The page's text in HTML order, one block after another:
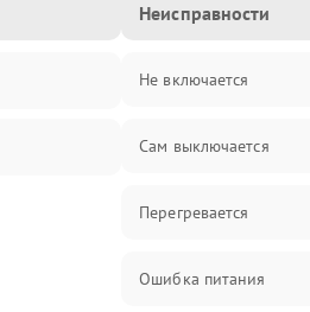
Неисправности
Не включается
Сам выключается
Перегревается
Ошибка питания